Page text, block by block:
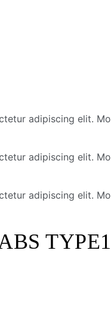
adipiscing elit.
adipiscing elit.
adipiscing elit.
TYPE1